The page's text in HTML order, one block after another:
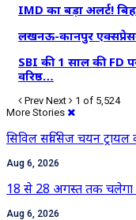
IMD का बड़ा अलर्ट!
लखनऊ-कानपुर
SBI की 1 साल की FD
वरिष्ठ…
Prev Next
1 of 5,524
More Stories
सिविल सर्विसेज चयन
Aug 6, 2026
18 से 28 अगस्त तक
Aug 6, 2026